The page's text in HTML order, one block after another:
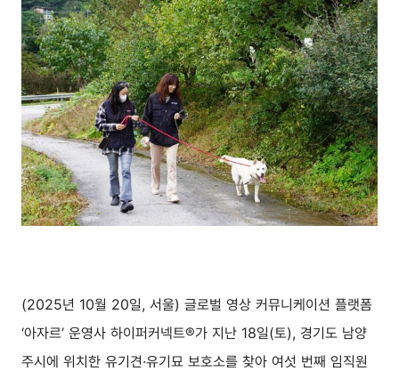
(2025년 10월 20일, 서울) 글로벌 영상 커뮤니케이션 플랫폼
‘아자르’ 운영사 하이퍼커넥트®가 지난 18일(토), 경기도 남양
주시에 위치한 유기견·유기묘 보호소를 찾아 여섯 번째 임직원